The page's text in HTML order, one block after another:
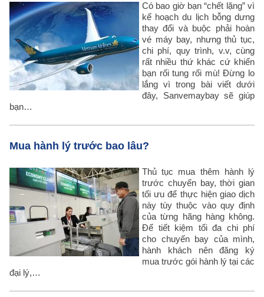
Có bao giờ bạn “chết lặng” vì
kế hoạch du lịch bỗng dưng
thay đổi và buộc phải hoàn
vé máy bay, nhưng thủ tục,
chi phí, quy trình, v.v, cùng
rất nhiều thứ khác cứ khiến
bạn rối tung rối mù! Đừng lo
lắng vì trong bài viết dưới
đây, Sanvemaybay sẽ giúp
bạn…
Mua hành lý trước bao lâu?
Thủ tục mua thêm hành lý
trước chuyến bay, thời gian
tối ưu để thực hiện giao dịch
này tùy thuộc vào quy định
của từng hãng hàng không.
Để tiết kiệm tối đa chi phí
cho chuyến bay của mình,
hành khách nên đăng ký
mua trước gói hành lý tại các
đại lý,…